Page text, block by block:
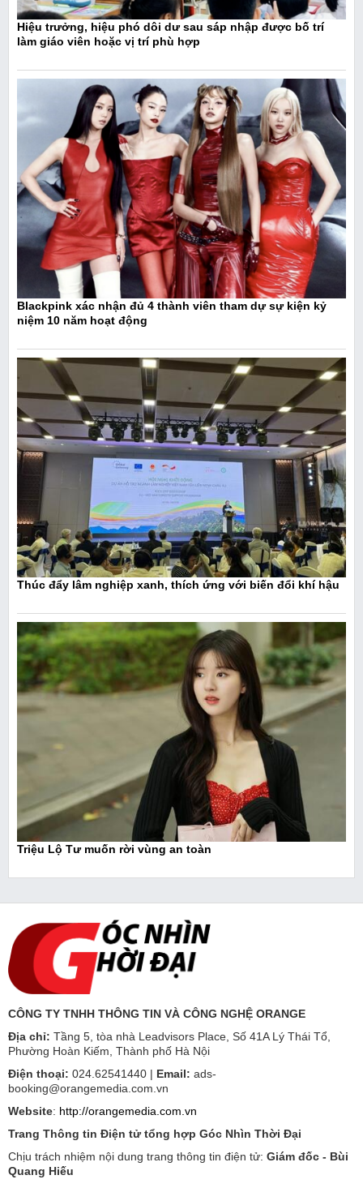
Hiệu trưởng, hiệu phó dôi dư sau sáp nhập được bố trí
làm giáo viên hoặc vị trí phù hợp
Blackpink xác nhận đủ 4 thành viên tham dự sự kiện kỷ
niệm 10 năm hoạt động
Thúc đẩy lâm nghiệp xanh, thích ứng với biến đổi khí hậu
Triệu Lộ Tư muốn rời vùng an toàn
CÔNG TY TNHH THÔNG TIN VÀ CÔNG NGHỆ ORANGE
Địa chỉ: Tầng 5, tòa nhà Leadvisors Place, Số 41A Lý Thái Tổ,
Phường Hoàn Kiếm, Thành phố Hà Nội
Điện thoại: 024.62541440 | Email: ads-
booking@orangemedia.com.vn
Website: http://orangemedia.com.vn
Trang Thông tin Điện tử tổng hợp Góc Nhìn Thời Đại
Chịu trách nhiệm nội dung trang thông tin điện tử: Giám đốc - Bùi
Quang Hiếu